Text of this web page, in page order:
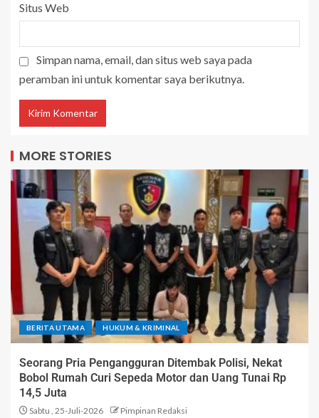
Situs Web
Simpan nama, email, dan situs web saya pada
peramban ini untuk komentar saya berikutnya.
MORE STORIES
BERITA UTAMA HUKUM & KRIMINAL
Seorang Pria Pengangguran Ditembak Polisi, Nekat
Bobol Rumah Curi Sepeda Motor dan Uang Tunai Rp
14,5 Juta
Sabtu , 25-Juli-2026 Pimpinan Redaksi